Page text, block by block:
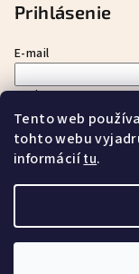
Tento web
tohto webu
informáciítu.
Prihlásenie
E-mail
Heslo
Prihlásiť sa
Nová registrácia